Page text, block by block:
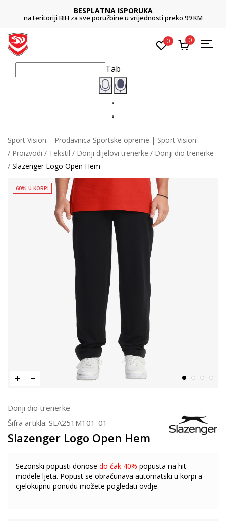
BESPLATNA ISPORUKA
na teritoriji BIH za sve poružbine u vrijednosti preko 99 KM
0 0
Tab
Sport Vision – Prodavnica Sportske opreme | Sport Vision
Proizvodi
Tekstil Donji dijelovi trenerke
Donji dio trenerke
Slazenger Logo Open Hem
60% U KORPI
Donji dio trenerke
Šifra artikla: SLA251M101-01
Slazenger Logo Open Hem
Sezonski popusti donose do čak 40% popusta na hit
modele ljeta. Popust se obračunava automatski u korpi a
cjelokupnu ponudu možete pogledati ovdje.